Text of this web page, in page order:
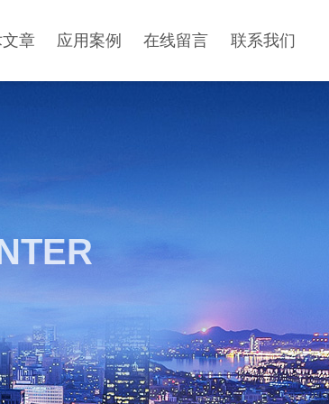
章 应用案例 在线留言 联系我们